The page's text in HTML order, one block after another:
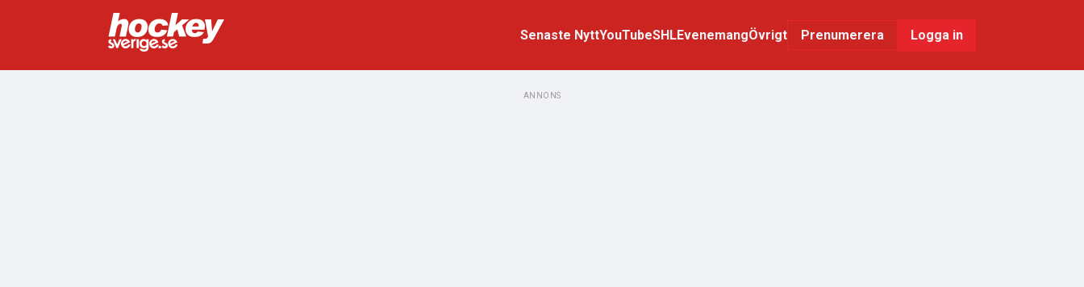
Senaste NyttYouTubeSHLEvenemangÖvrigt Prenumerera Logga in
ANNONS